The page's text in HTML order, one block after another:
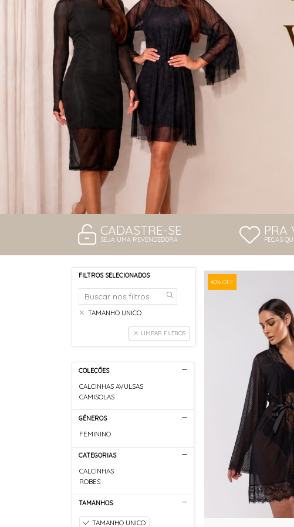
VESTIDOS
CADASTRE-SE
SEJA UMA REVENDEDORA
PRA
PEÇAS
FILTROS SELECIONADOS
TAMANHO UNICO
LIMPAR FILTROS
COLEÇÕES
CALCINHAS AVULSAS
CAMISOLAS
GÊNEROS
FEMININO
CATEGORIAS
CALCINHAS
ROBES
TAMANHOS
TAMANHO UNICO
40% OFF